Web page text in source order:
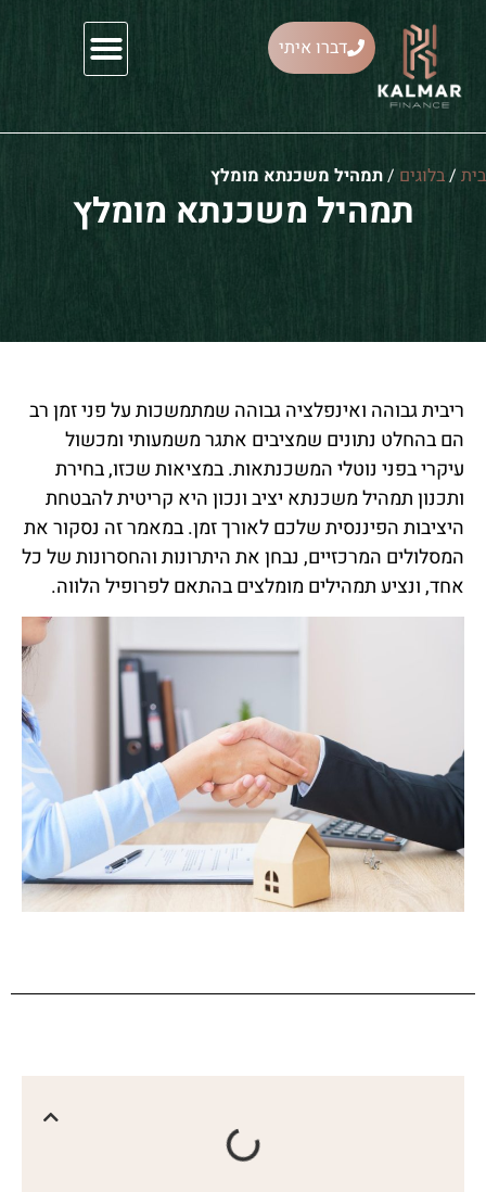
דברו איתי
/בלוגים/תמהיל משכנתא מומלץ
תמהיל משכנתא מומלץ
ריבית גבוהה ואינפלציה גבוהה שמתמשכות על פני זמן רב
הם בהחלט נתונים שמציבים אתגר משמעותי ומכשול
עיקרי בפני נוטלי המשכנתאות. במציאות שכזו, בחירת
ותכנון תמהיל משכנתא יציב ונכון היא קריטית להבטחת
היציבות הפיננסית שלכם לאורך זמן. במאמר זה נסקור את
המסלולים המרכזיים, נבחן את היתרונות והחסרונות של כל
אחד, ונציע תמהילים מומלצים בהתאם לפרופיל הלווה.